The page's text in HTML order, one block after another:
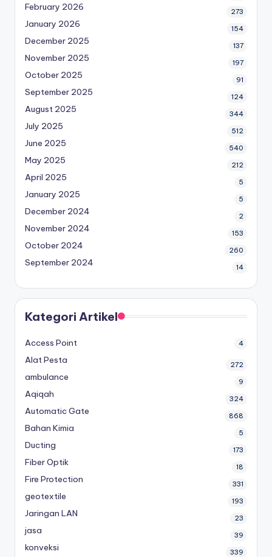
February 2026 273
January 2026 154
December 2025 137
November 2025 197
October 2025 91
September 2025 124
August 2025 344
July 2025 512
June 2025 540
May 2025 212
April 2025 5
January 2025 5
December 2024 2
November 2024 153
October 2024 260
September 2024 14
Kategori Artikel
Access Point 4
Alat Pesta 272
ambulance 9
Aqiqah 324
Automatic Gate 868
Bahan Kimia 5
Ducting 173
Fiber Optik 18
Fire Protection 331
geotextile 193
Jaringan LAN 23
jasa 39
konveksi 339